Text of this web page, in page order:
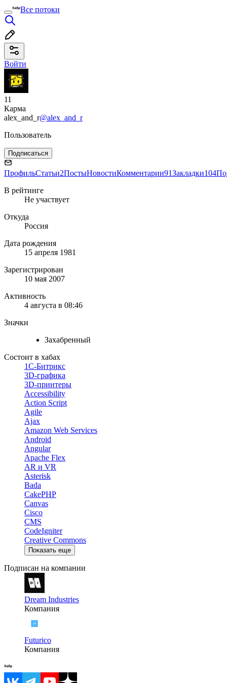
Все потоки
Войти
11
Карма
alex_and_r@alex_and_r
Пользователь
Подписаться
ПрофильСтатьи2ПостыНовостиКомментарии91Закладки104
В рейтинге
Не участвует
Откуда
Россия
Дата рождения
15 апреля 1981
Зарегистрирован
10 мая 2007
Активность
4 августа в 08:46
Значки
Захабренный
Состоит в хабах
1С-Битрикс
3D-графика
3D-принтеры
Accessibility
Action Script
Agile
Ajax
Amazon Web Services
Android
Angular
Apache Flex
AR и VR
Asterisk
Bada
CakePHP
Canvas
Cisco
CMS
CodeIgniter
Creative Commons
Показать еще
Подписан на компании
Dream Industries
Компания
Futurico
Компания